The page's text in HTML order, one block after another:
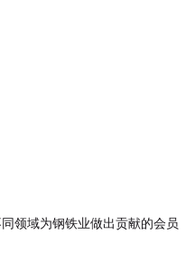
领域为钢铁业做出贡献的会员